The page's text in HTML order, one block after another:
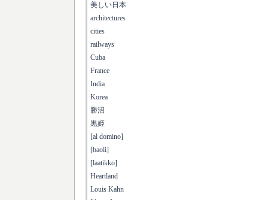
美しい日本
architectures
cities
railways
Cuba
France
India
Korea
勝沼
黒姫
[al domino]
[baoli]
[laatikko]
Heartland
Louis Kahn